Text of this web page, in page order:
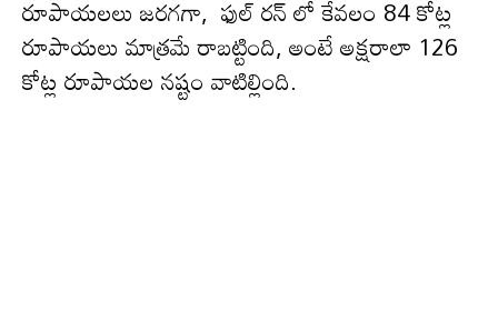
రూపాయలలు జ‌ర‌గ‌గా, ఫుల్ రన్ లో కేవలం 84 కోట్ల
రూపాయలు మాత్రమే రాబట్టింది, అంటే అక్షరాలా 126
కోట్ల రూపాయల నష్టం వాటిల్లింది.